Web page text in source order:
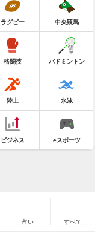
ラグビー 中央競馬
格闘技 バドミントン
陸上 水泳
ビジネス eスポーツ
占い すべて